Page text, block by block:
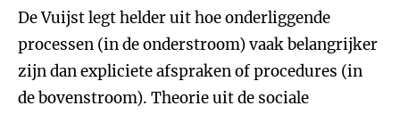
De Vuijst legt helder uit hoe onderliggende
processen (in de onderstroom) vaak belangrijker
zijn dan expliciete afspraken of procedures (in
de bovenstroom). Theorie uit de sociale